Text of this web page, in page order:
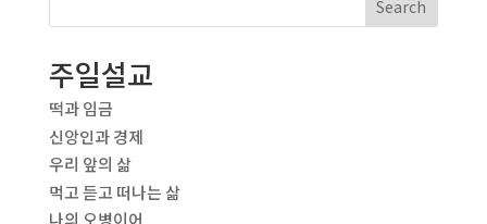
Search
주일설교
떡과 임금
신앙인과 경제
우리 앞의 삶
먹고 듣고 떠나는 삶
나의 오병이어